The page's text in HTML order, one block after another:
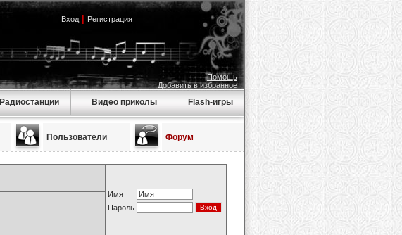
Вход| Регистрация
Помощь
Добавить в избранное
Радиостанции Видео приколы Flash-игры
Пользователи Форум
Имя
Пароль